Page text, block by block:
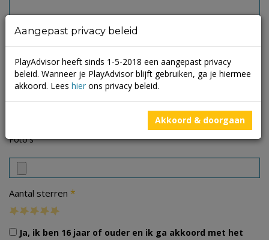
Foto's
Aantal sterren *
Ja, ik ben 16 jaar of ouder en ik ga akkoord met het
Aangepast privacy beleid
PlayAdvisor heeft sinds 1-5-2018 een aangepast privacy
beleid. Wanneer je PlayAdvisor blijft gebruiken, ga je hiermee
akkoord. Lees hier ons privacy beleid.
Akkoord & doorgaan